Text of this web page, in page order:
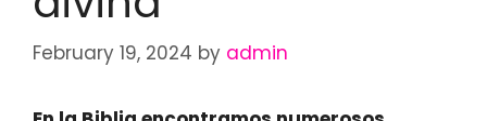
February 19, 2024 by admin